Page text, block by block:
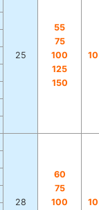
25
55
75
100
125
150
28
60
75
100